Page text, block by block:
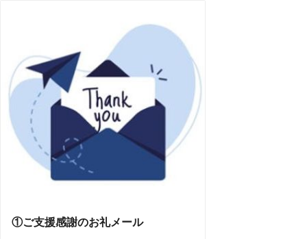
①ご支援感謝のお礼メール